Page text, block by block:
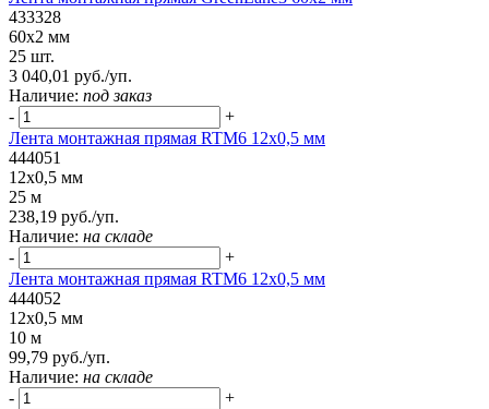
433328
60x2 мм
25 шт.
3 040,01 руб./уп.
Наличие: под заказ
-
+
Лента монтажная прямая RTM6 12x0,5 мм
444051
12x0,5 мм
25 м
238,19 руб./уп.
Наличие: на складе
-
+
Лента монтажная прямая RTM6 12x0,5 мм
444052
12x0,5 мм
10 м
99,79 руб./уп.
Наличие: на складе
-
+